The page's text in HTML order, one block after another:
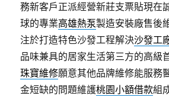
務新客戶正派經營新莊支票貼現在
球的專業高雄熱泵製造安裝廠售後
注於打造特色沙發工程解決沙發工
品味兼具的居家生活第三方的高級
珠寶維修願意其他品牌維修能服務
金短缺的問題維護桃園小額借款組